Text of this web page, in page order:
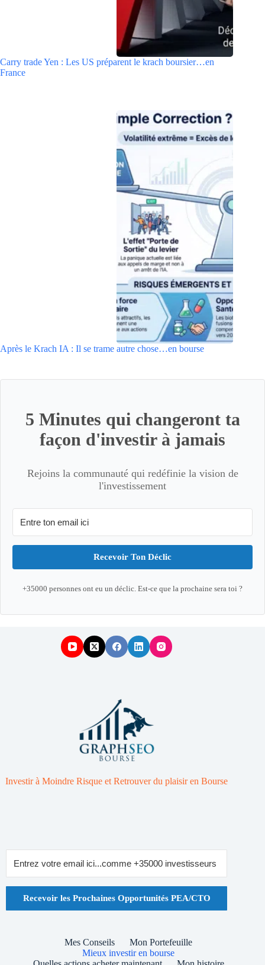
Carry trade Yen : Les US préparent le krach boursier…en
France
Après le Krach IA : Il se trame autre chose…en bourse
5 Minutes qui changeront ta
façon d'investir à jamais
Rejoins la communauté qui redéfinie la vision de
l'investissement
Recevoir Ton Déclic
+35000 personnes ont eu un déclic. Est-ce que la prochaine sera toi ?
Investir à Moindre Risque et Retrouver du plaisir en Bourse
Recevoir les Prochaines Opportunités PEA/CTO
Mes Conseils
Mon Portefeuille
Mieux investir en bourse